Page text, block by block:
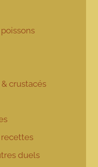
crustacés
duels